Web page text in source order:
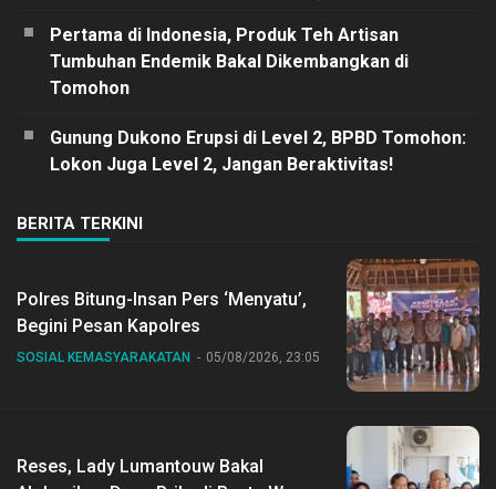
Pertama di Indonesia, Produk Teh Artisan
Tumbuhan Endemik Bakal Dikembangkan di
Tomohon
Gunung Dukono Erupsi di Level 2, BPBD Tomohon:
Lokon Juga Level 2, Jangan Beraktivitas!
BERITA TERKINI
Polres Bitung-Insan Pers ‘Menyatu’,
Begini Pesan Kapolres
SOSIAL KEMASYARAKATAN 05/08/2026, 23:05
Reses, Lady Lumantouw Bakal